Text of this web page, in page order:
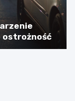
ostrożność